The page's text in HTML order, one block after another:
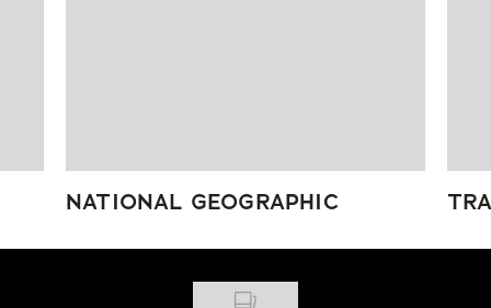
NATIONAL GEOGRAPHIC